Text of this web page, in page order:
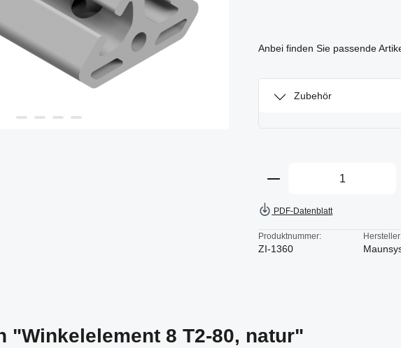
Anbei finden Sie passende
Zubehör
Produkt Anzahl:
PDF-Datenblatt
Produktnummer:
ZI-1360
"Winkelelement 8 T2-80, natur"